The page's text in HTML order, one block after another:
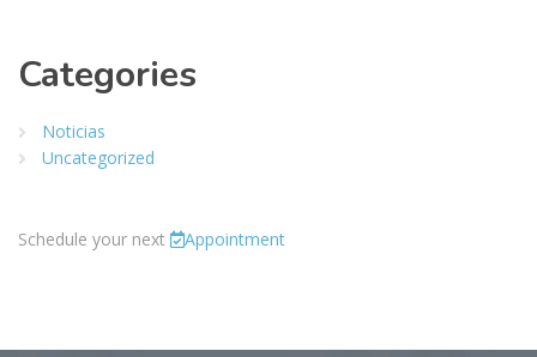
Categories
Noticias
Uncategorized
Schedule your next Appointment